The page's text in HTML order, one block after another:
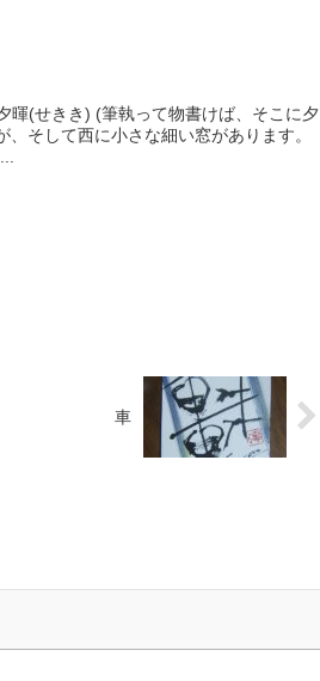
暉(せきき) (筆執って物書けば、そこに夕
そして西に小さな細い窓があります。
車